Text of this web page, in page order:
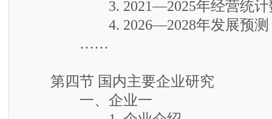
3. 2021—2025年经营统计
4. 2026—2028年发展预测
……
第四节 国内主要企业研究
一、企业一